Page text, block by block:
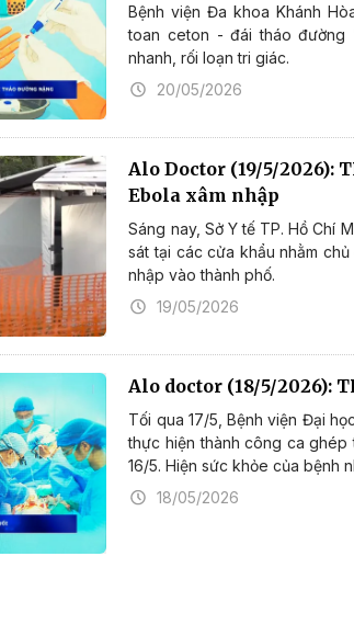
Bệnh viện Đa khoa Khánh
toan ceton - đái tháo đường
nhanh, rối loạn tri giác.
20/05/2026
Alo Doctor (19/5/2026):
Ebola xâm nhập
Sáng nay, Sở Y tế TP. Hồ Chí
sát tại các cửa khẩu nhằm
nhập vào thành phố.
19/05/2026
Alo doctor (18/5/2026):
Tối qua 17/5, Bệnh viện Đại
thực hiện thành công ca ghép
16/5. Hiện sức khỏe của bệnh
18/05/2026